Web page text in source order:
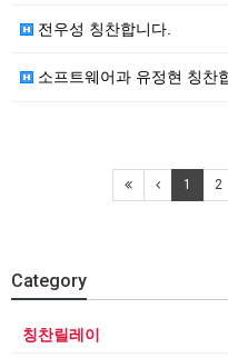
전우성 칭찬합니다.
소프트웨어과 유정현 칭찬
1 2
Category
칭찬릴레이